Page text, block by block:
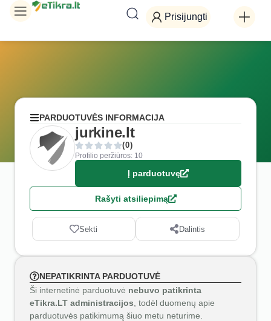
Prisijungti
PARDUOTUVĖS INFORMACIJA
jurkine.lt
(0)
Profilio peržiūros: 10
Į parduotuvę
Rašyti atsiliepimą
Sekti Dalintis
NEPATIKRINTA PARDUOTUVĖ
Ši internetinė parduotuvė nebuvo patikrinta
eTikra.LT administracijos , todėl duomenų apie
parduotuvės patikimumą šiuo metu neturime.